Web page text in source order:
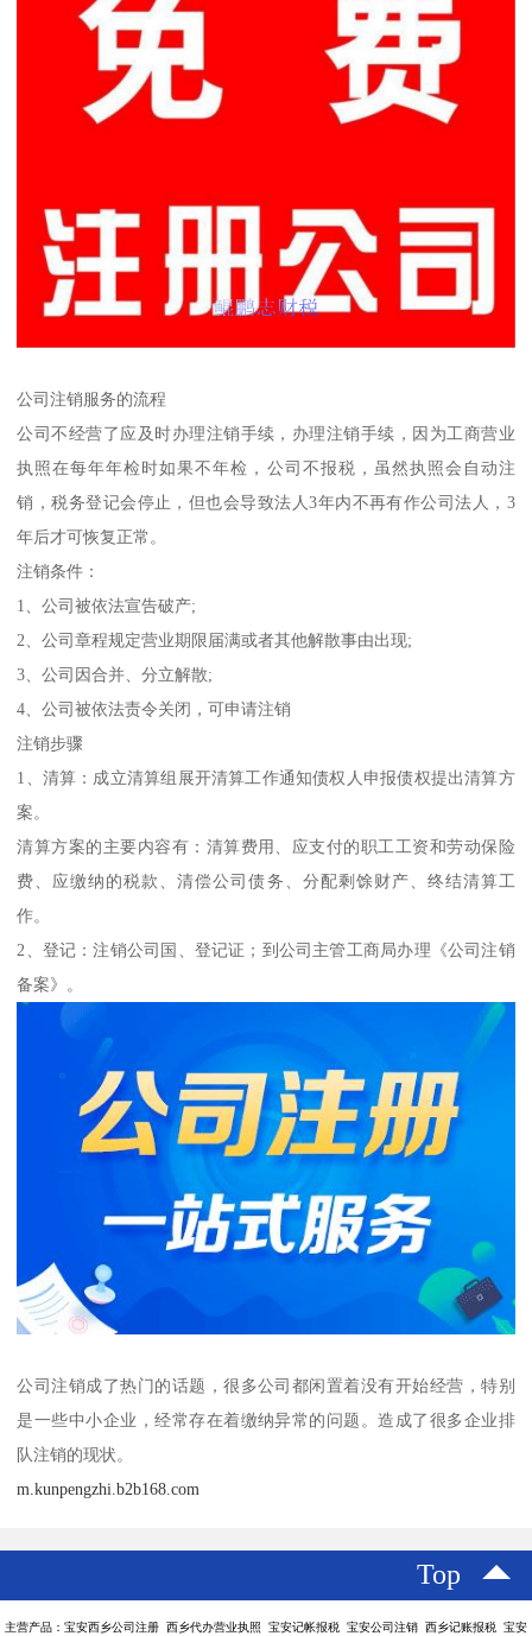
公司注销服务的流程
公司不经营了应及时办理注销手续，办理注销手续，因为工商营业
执照在每年年检时如果不年检，公司不报税，虽然执照会自动注
销，税务登记会停止，但也会导致法人3年内不再有作公司法人，3
年后才可恢复正常。
注销条件：
1、公司被依法宣告破产;
2、公司章程规定营业期限届满或者其他解散事由出现;
3、公司因合并、分立解散;
4、公司被依法责令关闭，可申请注销
注销步骤
1、清算：成立清算组展开清算工作通知债权人申报债权提出清算方
案。
清算方案的主要内容有：清算费用、应支付的职工工资和劳动保险
费、应缴纳的税款、清偿公司债务、分配剩馀财产、终结清算工
作。
2、登记：注销公司国、登记证；到公司主管工商局办理《公司注销
备案》。
公司注销成了热门的话题，很多公司都闲置着没有开始经营，特别
是一些中小企业，经常存在着缴纳异常的问题。造成了很多企业排
队注销的现状。
m.kunpengzhi.b2b168.com
Top
主营产品：宝安西乡公司注册 西乡代办营业执照 宝安记帐报税 宝安公司注销 西乡记账报税 宝安